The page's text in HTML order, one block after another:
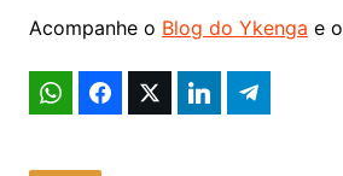
Acompanhe o Blog do Ykenga e o